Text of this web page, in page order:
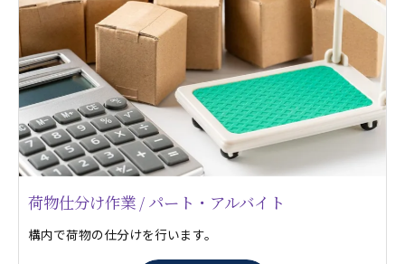
荷物仕分け作業 / パート・アルバイト
構内で荷物の仕分けを行います。